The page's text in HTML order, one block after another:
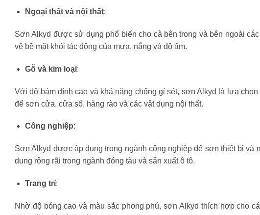
Ngoại thất và nội thất:
Sơn Alkyd được sử dụng phổ biến cho cả bên trong và bên ngoài
vệ bề mặt khỏi tác động của mưa, nắng và độ ẩm.
Gỗ và kim loại:
Với độ bám dính cao và khả năng chống gỉ sét, sơn Alkyd là lựa
để sơn cửa, cửa sổ, hàng rào và các vật dụng nội thất.
Công nghiệp:
Sơn Alkyd được áp dụng trong ngành công nghiệp để sơn thiết bị
dụng rộng rãi trong ngành đóng tàu và sản xuất ô tô.
Trang trí:
Nhờ độ bóng cao và màu sắc phong phú, sơn Alkyd thích hợp cho